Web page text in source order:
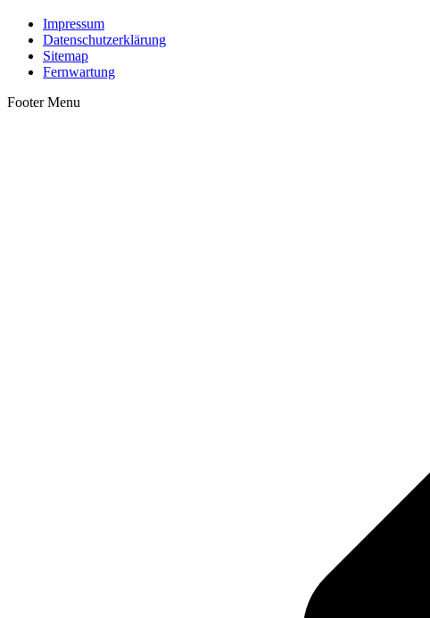
Impressum
Datenschutzerklärung
Sitemap
Fernwartung
Footer Menu